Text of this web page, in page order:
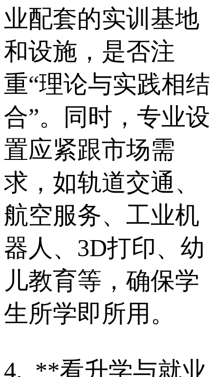
业配套的实训基地
和设施，是否注
重“理论与实践相结
合”。同时，专业设
置应紧跟市场需
求，如轨道交通、
航空服务、工业机
器人、3D打印、幼
儿教育等，确保学
生所学即所用。
4. **看升学与就业